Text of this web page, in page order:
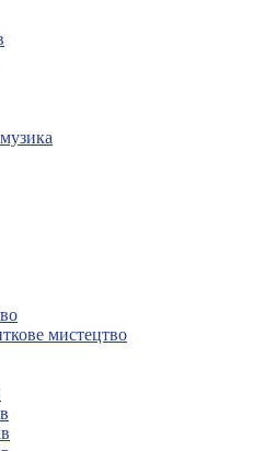
мистецтво